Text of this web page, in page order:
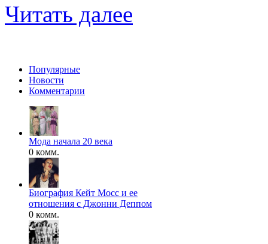
Читать далее
Популярные
Новости
Комментарии
Мода начала 20 века
0 комм.
Биография Кейт Мосс и ее
отношения с Джонни Деппом
0 комм.